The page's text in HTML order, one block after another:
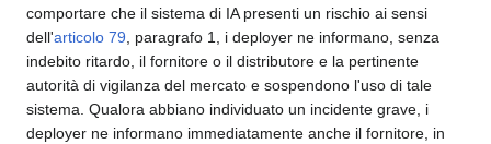
comportare che il sistema di IA presenti un rischio ai sensi
dell'articolo 79 , paragrafo 1, i deployer ne informano, senza
indebito ritardo, il fornitore o il distributore e la pertinente
autorità di vigilanza del mercato e sospendono l'uso di tale
sistema. Qualora abbiano individuato un incidente grave, i
deployer ne informano immediatamente anche il fornitore, in